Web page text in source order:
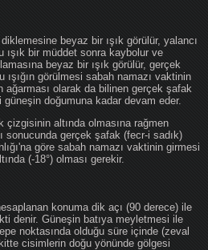
beyaz bir ışık görülür, yalancı
ışık bir müddet sonra kaybolur ve
beyaz bir ışık görülür, gerçek
ışığın görülmesi sabah namazı vaktinin
ağarması olarak da bilinen gerçek şafak
doğumuna kadar devam eder.
altında olmasına rağmen
sonucunda gerçek şafak (fecr-i sadık)
göre sabah namazı vaktinin girmesi
(-18°) olması gerekir.
konuma dik açı (90 derece) ile
denir. Güneşin batıya meyletmesi ile
noktasında olduğu süre içinde (zeval
cisimlerin doğu yönünde gölgesi